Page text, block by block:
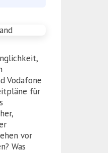
Vodafone
für
vor
Was